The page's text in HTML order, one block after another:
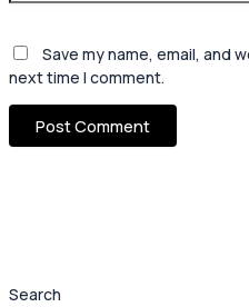
Search
Save my name, email, and
next time I comment.